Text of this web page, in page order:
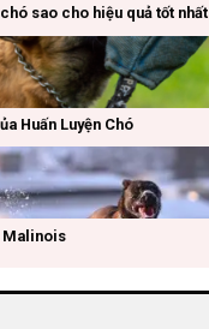
sao cho hiệu quả tốt nhất
Huấn Luyện Chó
Malinois